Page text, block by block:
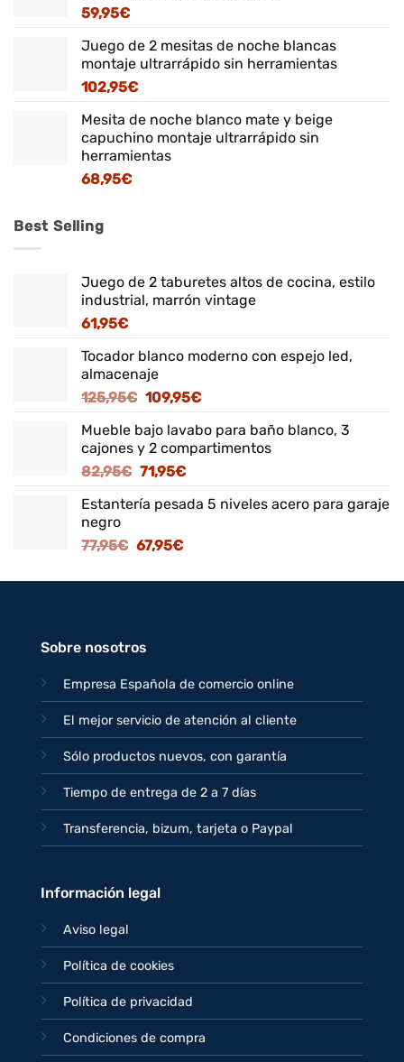
59,95€
Juego de 2 mesitas de noche blancas
montaje ultrarrápido sin herramientas
102,95€
Mesita de noche blanco mate y beige
capuchino montaje ultrarrápido sin
herramientas
68,95€
Best Selling
Juego de 2 taburetes altos de cocina, estilo
industrial, marrón vintage
61,95€
Tocador blanco moderno con espejo led,
almacenaje
125,95€ El
original
era:
125,95€.
109,95€El
actual
es:
Mueble bajo lavabo para baño blanco, 3
cajones y 2 compartimentos
82,95€ El
original
82,95€.
71,95€El
actual
Estantería pesada 5 niveles acero para garaje
negro
77,95€ El
original
67,95€El
actual
Sobre nosotros
Empresa Española de comercio online
El mejor servicio de atención al cliente
Sólo productos nuevos, con garantía
Tiempo de entrega de 2 a 7 días
Transferencia, bizum, tarjeta o Paypal
Información legal
Aviso legal
Política de cookies
Política de privacidad
Condiciones de compra